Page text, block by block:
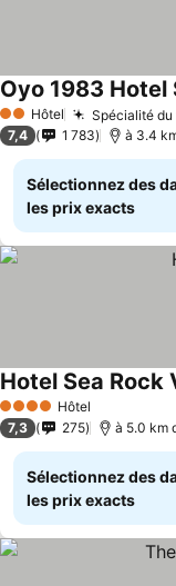
2 Étoiles
Hôtel Spécialité
Oyo 1983 Hotel
7,4 1 783 à 3.4
Sélectionnez des
les prix exacts
4 Étoiles Hôtel
Hotel Sea Rock
7,3 275 à 5.0 km
Sélectionnez des
les prix exacts